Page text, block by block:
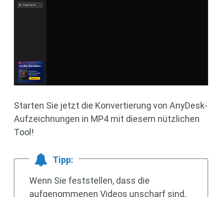
Starten Sie jetzt die Konvertierung von AnyDesk-
Aufzeichnungen in MP4 mit diesem nützlichen
Tool!
Tipp:
Wenn Sie feststellen, dass die
aufgenommenen Videos unscharf sind,